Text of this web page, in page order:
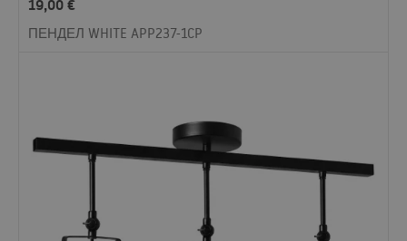
19,00€
ПЕНДЕЛ WHITE APP237-1CP